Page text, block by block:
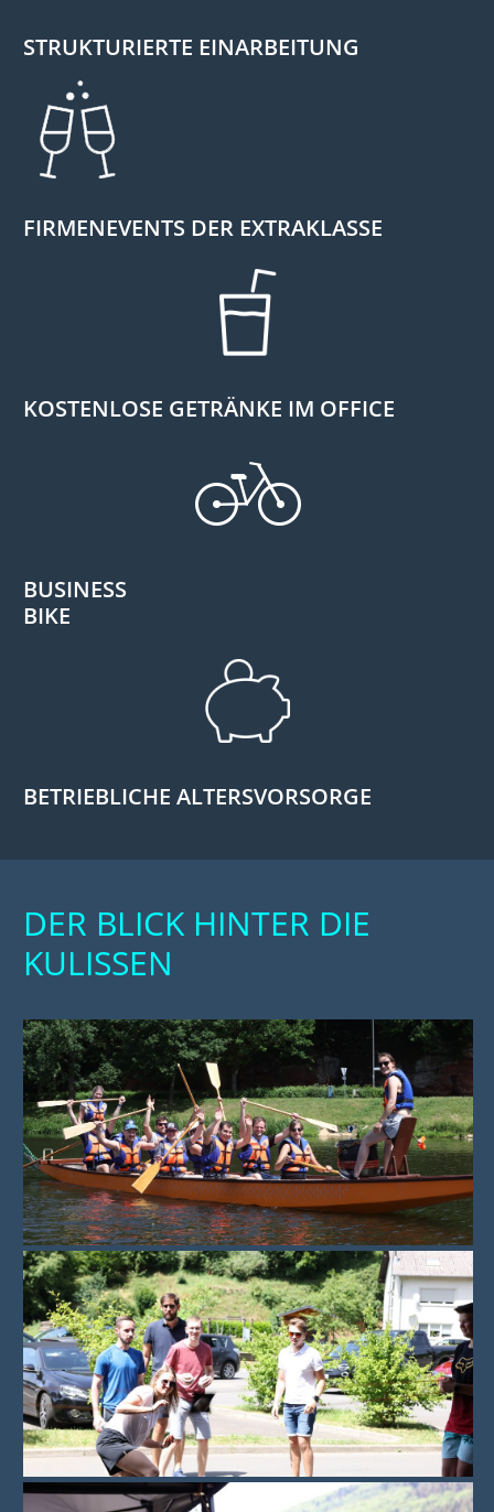
STRUKTURIERTE EINARBEITUNG
FIRMENEVENTS DER EXTRAKLASSE
KOSTENLOSE GETRÄNKE IM OFFICE
BUSINESS
BIKE
BETRIEBLICHE ALTERSVORSORGE
DER BLICK HINTER DIE
KULISSEN